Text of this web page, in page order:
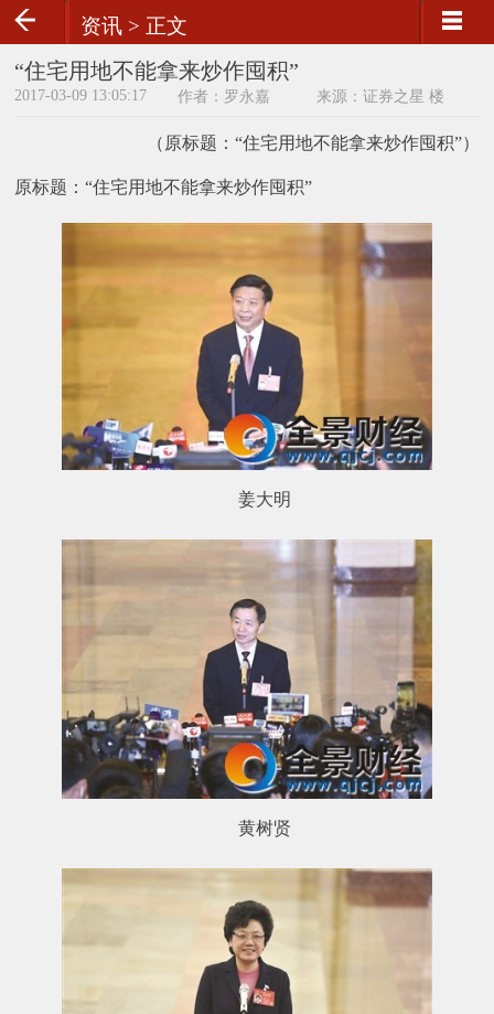
资讯 > 正文
“住宅用地不能拿来炒作囤积”
2017-03-09 13:05:17 作者：罗永嘉
来源：证券之星 楼
（原标题：“住宅用地不能拿来炒作囤积”）
原标题：“住宅用地不能拿来炒作囤积”
姜大明
黄树贤